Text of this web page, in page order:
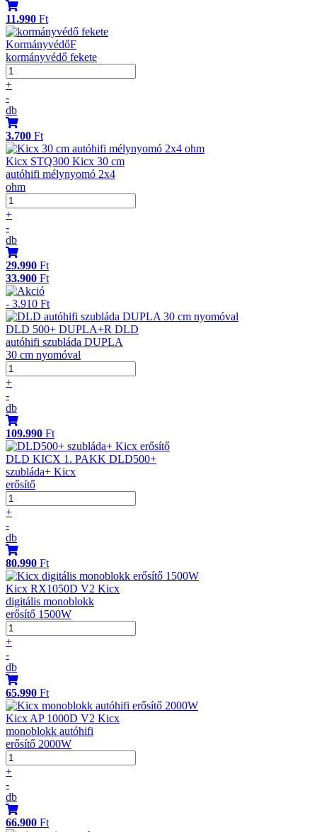
11.990 Ft
KormányvédőF
kormányvédő fekete
+
-
db
3.700 Ft
Kicx STQ300 Kicx 30 cm
autóhifi mélynyomó 2x4
ohm
+
-
db
29.990 Ft
33.900 Ft
- 3.910 Ft
DLD 500+ DUPLA+R DLD
autóhifi szubláda DUPLA
30 cm nyomóval
+
-
db
109.990 Ft
DLD KICX 1. PAKK DLD500+
szubláda+ Kicx
erősítő
+
-
db
80.990 Ft
Kicx RX1050D V2 Kicx
digitális monoblokk
erősítő 1500W
+
-
db
65.990 Ft
Kicx AP 1000D V2 Kicx
monoblokk autóhifi
erősítő 2000W
+
-
db
66.900 Ft